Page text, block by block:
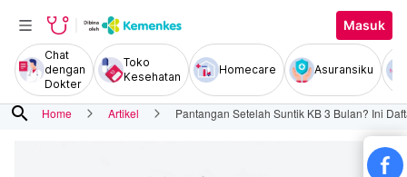
Masuk
Chat
dengan
Dokter
Toko
Kesehatan
Homecare Asuransiku
search Home Artikel Pantangan Setelah Suntik KB 3 Bulan? Ini